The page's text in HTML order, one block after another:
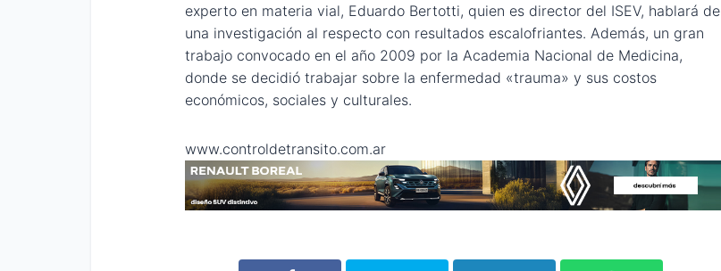
experto en materia vial, Eduardo Bertotti, quien es director del ISEV, hablará de
una investigación al respecto con resultados escalofriantes. Además, un gran
trabajo convocado en el año 2009 por la Academia Nacional de Medicina,
donde se decidió trabajar sobre la enfermedad «trauma» y sus costos
económicos, sociales y culturales.
www.controldetransito.com.ar